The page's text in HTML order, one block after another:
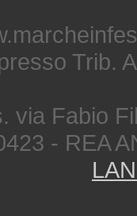
Trib.
via Fabio
- REA